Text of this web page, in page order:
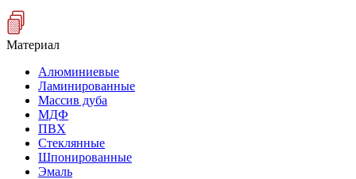
Материал
Алюминиевые
Ламинированные
Массив дуба
МДФ
ПВХ
Стеклянные
Шпонированные
Эмаль